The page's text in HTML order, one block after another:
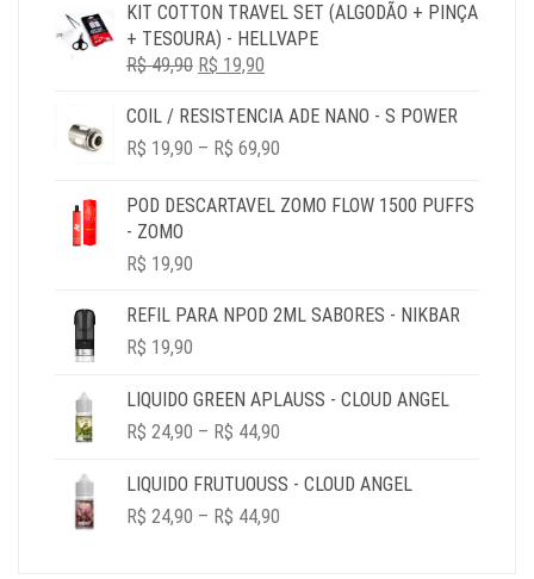
ORIGINAL
ERA:
R$ 79,90.
ATUAL
É:
KIT COTTON TRAVEL SET (ALGODÃO + PINÇA
+ TESOURA) - HELLVAPE
R$49,90 O
ORIGINAL
ERA:
R$ 19,90
ATUAL
É:
COIL / RESISTENCIA ADE NANO - S POWER
R$ 19,90 – R$ 69,90
R$ 19,90
POD DESCARTAVEL ZOMO FLOW 1500 PUFFS
- ZOMO
R$ 19,90
REFIL PARA NPOD 2ML SABORES - NIKBAR
R$ 19,90
LIQUIDO GREEN APLAUSS - CLOUD ANGEL
R$ 24,90 – R$ 44,90
R$ 24,90
LIQUIDO FRUTUOUSS - CLOUD ANGEL
R$ 24,90 – R$ 44,90